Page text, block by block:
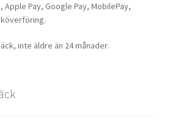
Apple Pay, Google Pay, MobilePay,
inte äldre än 24 månader.